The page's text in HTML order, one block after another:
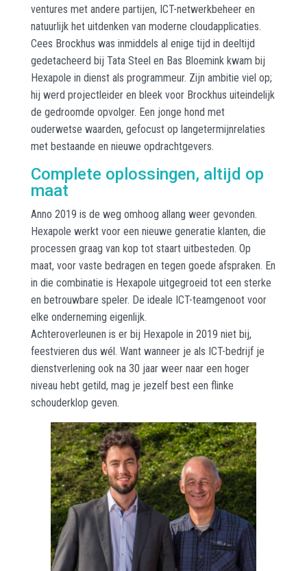
ventures met andere partijen, ICT-netwerkbeheer en
natuurlijk het uitdenken van moderne cloudapplicaties.
Cees Brockhus was inmiddels al enige tijd in deeltijd
gedetacheerd bij Tata Steel en Bas Bloemink kwam bij
Hexapole in dienst als programmeur. Zijn ambitie viel op;
hij werd projectleider en bleek voor Brockhus uiteindelijk
de gedroomde opvolger. Een jonge hond met
ouderwetse waarden, gefocust op langetermijnrelaties
met bestaande en nieuwe opdrachtgevers.
Complete oplossingen, altijd op
maat
Anno 2019 is de weg omhoog allang weer gevonden.
Hexapole werkt voor een nieuwe generatie klanten, die
processen graag van kop tot staart uitbesteden. Op
maat, voor vaste bedragen en tegen goede afspraken. En
in die combinatie is Hexapole uitgegroeid tot een sterke
en betrouwbare speler. De ideale ICT-teamgenoot voor
elke onderneming eigenlijk.
Achteroverleunen is er bij Hexapole in 2019 niet bij,
feestvieren dus wél. Want wanneer je als ICT-bedrijf je
dienstverlening ook na 30 jaar weer naar een hoger
niveau hebt getild, mag je jezelf best een flinke
schouderklop geven.